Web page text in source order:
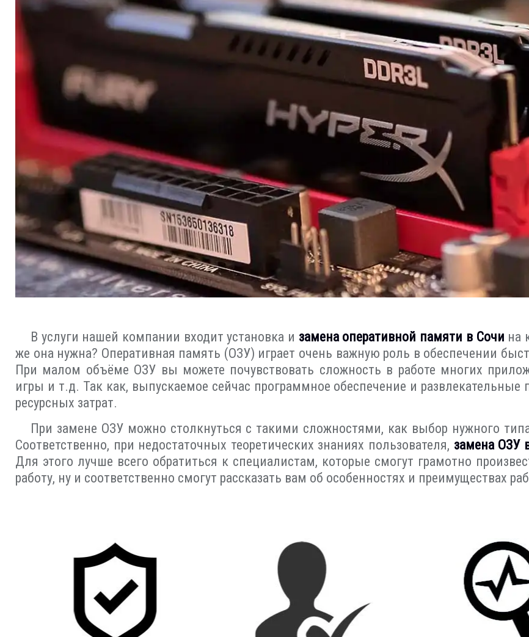
В услуги нашей компании входит установка и замена оперативной памяти в Сочи на
же она нужна? Оперативная память (ОЗУ) играет очень важную роль в обеспечении
При малом объёме ОЗУ вы можете почувствовать сложность в работе многих
игры и т.д. Так как, выпускаемое сейчас программное обеспечение и
ресурсных затрат.
При замене ОЗУ можно столкнуться с такими сложностями, как выбор нужного
Соответственно, при недостаточных теоретических знаниях пользователя, замена ОЗУ
Для этого лучше всего обратиться к специалистам, которые смогут грамотно
работу, ну и соответственно смогут рассказать вам об особенностях и преимуществах